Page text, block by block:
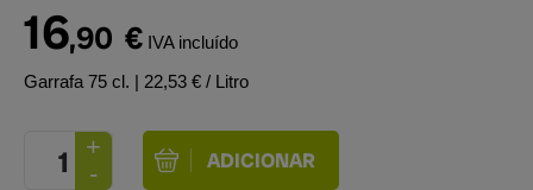
16,90 € IVA incluído
Garrafa 75 cl. | 22,53 € / Litro